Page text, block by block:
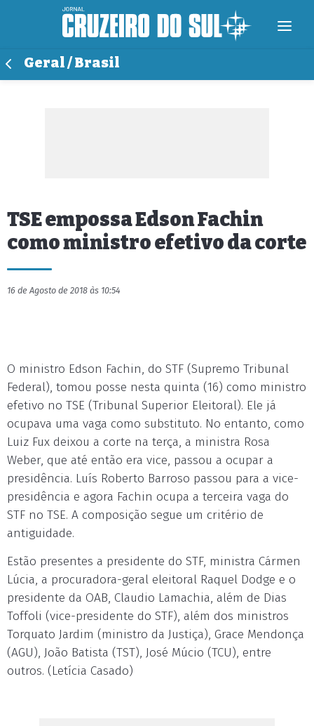
Geral / Brasil
TSE empossa Edson Fachin
como ministro efetivo da corte
16 de Agosto de 2018 às 10:54
O ministro Edson Fachin, do STF (Supremo Tribunal
Federal), tomou posse nesta quinta (16) como ministro
efetivo no TSE (Tribunal Superior Eleitoral). Ele já
ocupava uma vaga como substituto. No entanto, como
Luiz Fux deixou a corte na terça, a ministra Rosa
Weber, que até então era vice, passou a ocupar a
presidência. Luís Roberto Barroso passou para a vice-
presidência e agora Fachin ocupa a terceira vaga do
STF no TSE. A composição segue um critério de
antiguidade.
Estão presentes a presidente do STF, ministra Cármen
Lúcia, a procuradora-geral eleitoral Raquel Dodge e o
presidente da OAB, Claudio Lamachia, além de Dias
Toffoli (vice-presidente do STF), além dos ministros
Torquato Jardim (ministro da Justiça), Grace Mendonça
(AGU), João Batista (TST), José Múcio (TCU), entre
outros. (Letícia Casado)